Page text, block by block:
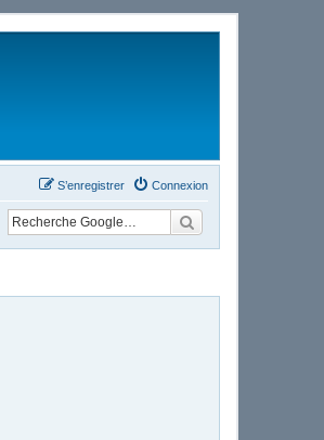
Connexion
S’enregistrer
avancée